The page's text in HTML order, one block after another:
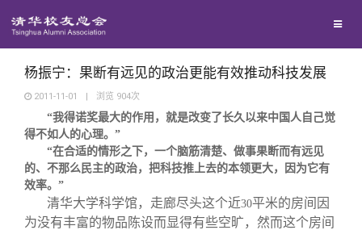
地区联络
年级联络
院系校友工作
专业委员会
回馈母校
捐赠项目
捐赠新闻
捐赠纪事
媒体平台
《清华校友通讯》
《水木清华》
百年清华
清华人物
校友服务
杨振宁：果断有远见的政治更能有效推动科技发展
2011-11-01 | 浏览 904次
“我得诺奖最大的作用，就是改变了长久以来中国人自己觉
得不如人的心理。”
“在合适的情形之下，一个脑筋清楚、做事果断而有远见
的、不那么民主的政治，把科技推上去的本领更大，因为它有
效率。”
清华大学科学馆，走廊尽头这个近30平米的房间因
为没有丰富的物品陈设而显得有些空旷，然而这个房间